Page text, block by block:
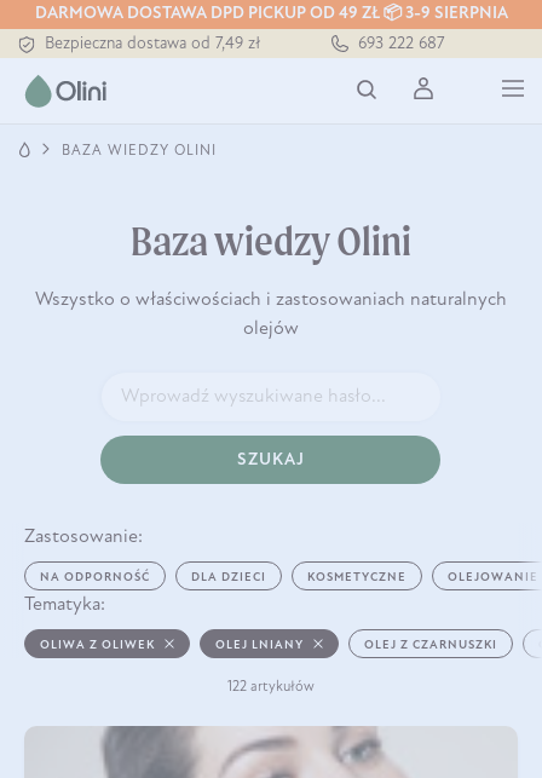
DARMOWA DOSTAWA DPD PICKUP OD 49 ZŁ 📦 3-9 SIERPNIA
Tłoczony zawsze na zimno
Bezpieczna dostawa od 7,49 zł
Tłoczony zawsze na zimno
693 222 687
BAZA WIEDZY OLINI
Baza wiedzy Olini
Wszystko o właściwościach i zastosowaniach naturalnych
olejów
SZUKAJ
Zastosowanie:
NA ODPORNOŚĆ DLA DZIECI KOSMETYCZNE OLEJOWANIE
Tematyka:
OLIWA Z OLIWEK OLEJ LNIANY OLEJ Z CZARNUSZKI
122 artykułów